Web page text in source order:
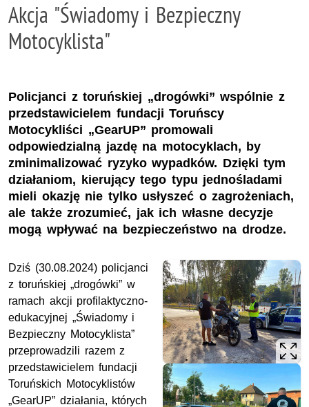
Akcja "Świadomy i Bezpieczny
Motocyklista"
Policjanci z toruńskiej „drogówki” wspólnie z
przedstawicielem fundacji Toruńscy
Motocykliści „GearUP” promowali
odpowiedzialną jazdę na motocyklach, by
zminimalizować ryzyko wypadków. Dzięki tym
działaniom, kierujący tego typu jednośladami
mieli okazję nie tylko usłyszeć o zagrożeniach,
ale także zrozumieć, jak ich własne decyzje
mogą wpływać na bezpieczeństwo na drodze.
Dziś (30.08.2024) policjanci
z toruńskiej „drogówki” w
ramach akcji profilaktyczno-
edukacyjnej „Świadomy i
Bezpieczny Motocyklista”
przeprowadzili razem z
przedstawicielem fundacji
Toruńskich Motocyklistów
„GearUP” działania, których